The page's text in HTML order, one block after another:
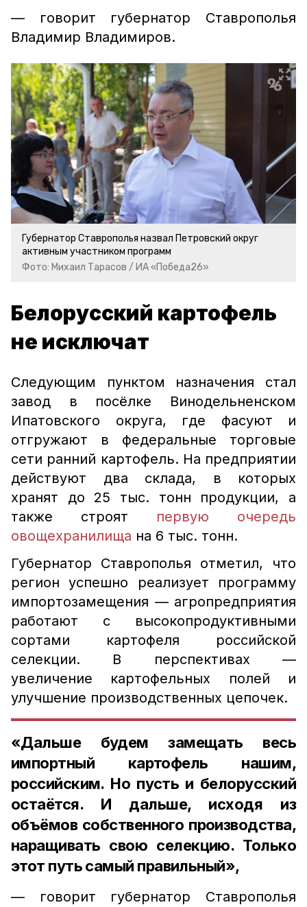
— говорит губернатор Ставрополья
Владимир Владимиров.
Губернатор Ставрополья назвал Петровский округ
активным участником программ
Фото: Михаил Тарасов / ИА «Победа26»
Белорусский картофель
не исключат
Следующим пунктом назначения стал
завод в посёлке Винодельненском
Ипатовского округа, где фасуют и
отгружают в федеральные торговые
сети ранний картофель. На предприятии
действуют два склада, в которых
хранят до 25 тыс. тонн продукции, а
также строят первую очередь
овощехранилища на 6 тыс. тонн.
Губернатор Ставрополья отметил, что
регион успешно реализует программу
импортозамещения — агропредприятия
работают с высокопродуктивными
сортами картофеля российской
селекции. В перспективах —
увеличение картофельных полей и
улучшение производственных цепочек.
«Дальше будем замещать весь
импортный картофель нашим,
российским. Но пусть и белорусский
остаётся. И дальше, исходя из
объёмов собственного производства,
наращивать свою селекцию. Только
этот путь самый правильный»,
— говорит губернатор Ставрополья